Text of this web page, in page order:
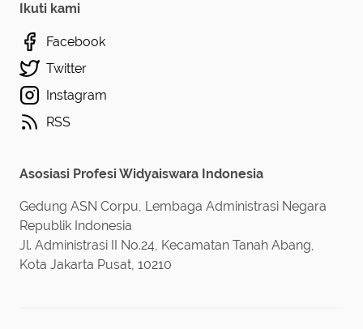
Ikuti kami
Facebook
Twitter
Instagram
RSS
Asosiasi Profesi Widyaiswara Indonesia
Gedung ASN Corpu, Lembaga Administrasi Negara
Republik Indonesia
Jl. Administrasi II No.24, Kecamatan Tanah Abang,
Kota Jakarta Pusat, 10210